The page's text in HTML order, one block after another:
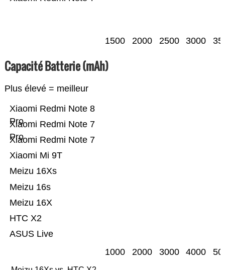
1500 2000 2500 3000
Capacité Batterie (mAh)
Plus élevé = meilleur
ASUS Live
HTC X2
Meizu 16X
Meizu 16s
Meizu 16Xs
Xiaomi Mi 9T
Xiaomi Redmi Note 7
Xiaomi Redmi Note 7
Pro
Xiaomi Redmi Note 8
Pro
1000 2000 3000 4000